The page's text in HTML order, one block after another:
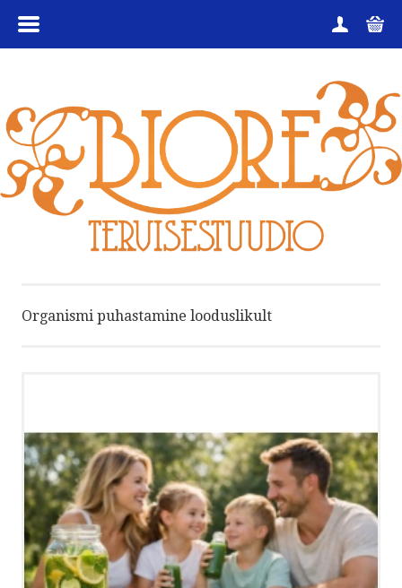
TOOTEGRUPID
KAUBAMÄRGID
SOODUKAD
OSTUINFO
MEIST
VÕTA ÜHENDUST
Organismi puhastamine looduslikult